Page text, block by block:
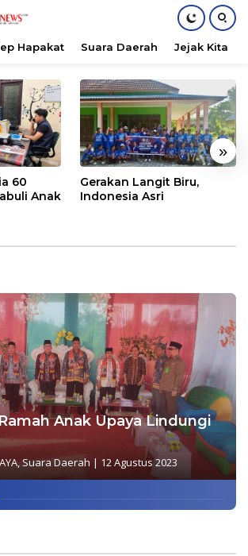
Hapakat Suara Daerah Jejak Kita
»
60
Anak
Gerakan Langit Biru,
Indonesia Asri
Anak Upaya Lindungi
,Suara Daerah | 12 Agustus 2023